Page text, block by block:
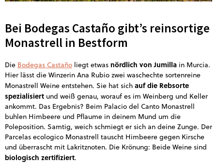
Bei Bodegas Castaño gibt’s reinsortige
Monastrell in Bestform
Die Bodegas Castaño liegt etwas nördlich von Jumilla in Murcia.
Hier lässt die Winzerin Ana Rubio zwei waschechte sortenreine
Monastrell Weine entstehen. Sie hat sich auf die Rebsorte
spezialisiert und weiß genau, worauf es im Weinberg und Keller
ankommt. Das Ergebnis? Beim Palacio del Canto Monastrell
buhlen Himbeere und Pflaume in deinem Mund um die
Poleposition. Samtig, weich schmiegt er sich an deine Zunge. Der
Parcelas ecologico Monastrell tauscht Himbeere gegen Kirsche
und überrascht mit Lakritznoten. Die Krönung: Beide Weine sind
biologisch zertifiziert.